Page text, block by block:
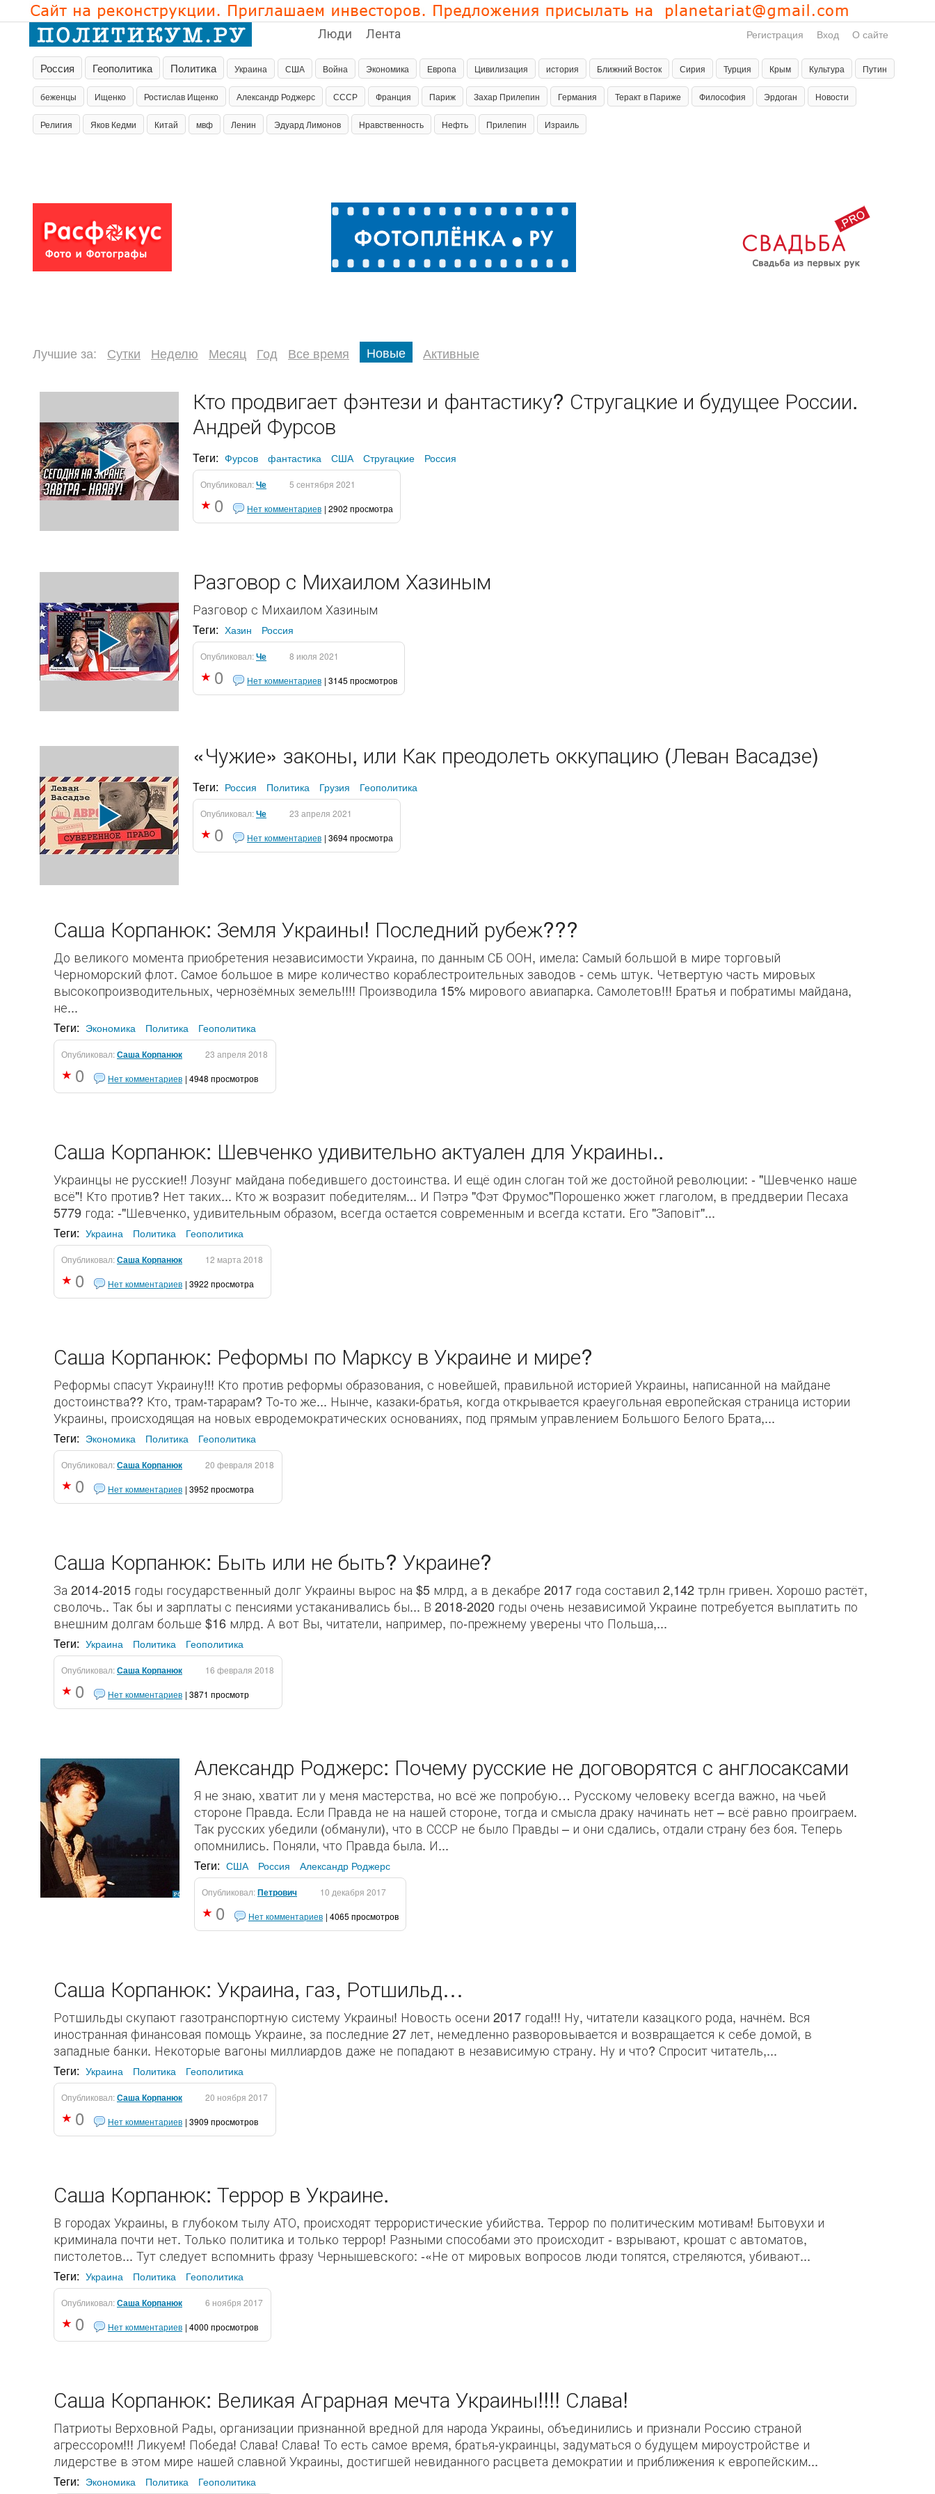
Люди Лента Регистрация Вход О сайте
Россия Геополитика Политика Украина США Война Экономика Европа Цивилизация история Ближний Восток Сирия Турция Крым Культура Путин
беженцы Ищенко Ростислав Ищенко Александр Роджерс СССР Франция Париж Захар Прилепин Германия Теракт в Париже Философия Эрдоган Новости
Религия Яков Кедми Китай мвф Ленин Эдуард Лимонов Нравственность Нефть Прилепин Израиль
Лучшие за: Сутки Неделю Месяц Год Все время Новые Активные
Кто продвигает фэнтези и фантастику? Стругацкие и будущее России.
Андрей Фурсов
Теги: Фурсов фантастика США Стругацкие Россия
Опубликовал:Че 5 сентября 2021
0 Нет комментариев | 2902 просмотра
Разговор с Михаилом Хазиным
Разговор с Михаилом Хазиным
Теги: Хазин Россия
Опубликовал:Че 8 июля 2021
0 Нет комментариев | 3145 просмотров
«Чужие» законы, или Как преодолеть оккупацию (Леван Васадзе)
Теги: Россия Политика Грузия Геополитика
Опубликовал:Че 23 апреля 2021
0 Нет комментариев | 3694 просмотра
Саша Корпанюк: Земля Украины! Последний рубеж???
До великого момента приобретения независимости Украина, по данным СБ ООН, имела: Самый большой в мире торговый
Черноморский флот. Самое большое в мире количество кораблестроительных заводов - семь штук. Четвертую часть мировых
высокопроизводительных, чернозёмных земель!!!! Производила 15% мирового авиапарка. Самолетов!!! Братья и побратимы майдана,
не...
Теги: Экономика Политика Геополитика
Опубликовал:Саша Корпанюк 23 апреля 2018
0 Нет комментариев | 4948 просмотров
Саша Корпанюк: Шевченко удивительно актуален для Украины..
Украинцы не русские!! Лозунг майдана победившего достоинства. И ещё один слоган той же достойной революции: - "Шевченко наше
всё"! Кто против? Нет таких... Кто ж возразит победителям... И Пэтрэ "Фэт Фрумос"Порошенко жжет глаголом, в преддверии Песаха
5779 года: -"Шевченко, удивительным образом, всегда остается современным и всегда кстати. Его "Заповіт"...
Теги: Украина Политика Геополитика
Опубликовал:Саша Корпанюк 12 марта 2018
0 Нет комментариев | 3922 просмотра
Саша Корпанюк: Реформы по Марксу в Украине и мире?
Реформы спасут Украину!!! Кто против реформы образования, с новейшей, правильной историей Украины, написанной на майдане
достоинства?? Кто, трам-тарарам? То-то же... Нынче, казаки-братья, когда открывается краеугольная европейская страница истории
Украины, происходящая на новых евродемократических основаниях, под прямым управлением Большого Белого Брата,...
Теги: Экономика Политика Геополитика
Опубликовал:Саша Корпанюк 20 февраля 2018
0 Нет комментариев | 3952 просмотра
Саша Корпанюк: Быть или не быть? Украине?
За 2014-2015 годы государственный долг Украины вырос на $5 млрд, а в декабре 2017 года составил 2,142 трлн гривен. Хорошо растёт,
сволочь.. Так бы и зарплаты с пенсиями устаканивались бы... В 2018-2020 годы очень независимой Украине потребуется выплатить по
внешним долгам больше $16 млрд. А вот Вы, читатели, например, по-прежнему уверены что Польша,...
Теги: Украина Политика Геополитика
Опубликовал:Саша Корпанюк 16 февраля 2018
0 Нет комментариев | 3871 просмотр
Александр Роджерс: Почему русские не договорятся с англосаксами
Я не знаю, хватит ли у меня мастерства, но всё же попробую… Русскому человеку всегда важно, на чьей
стороне Правда. Если Правда не на нашей стороне, тогда и смысла драку начинать нет – всё равно проиграем.
Так русских убедили (обманули), что в СССР не было Правды – и они сдались, отдали страну без боя. Теперь
опомнились. Поняли, что Правда была. И...
Теги: США Россия Александр Роджерс
Опубликовал:Петрович 10 декабря 2017
0 Нет комментариев | 4065 просмотров
Саша Корпанюк: Украина, газ, Ротшильд…
Ротшильды скупают газотранспортную систему Украины! Новость осени 2017 года!!! Ну, читатели казацкого рода, начнём. Вся
иностранная финансовая помощь Украине, за последние 27 лет, немедленно разворовывается и возвращается к себе домой, в
западные банки. Некоторые вагоны миллиардов даже не попадают в независимую страну. Ну и что? Спросит читатель,...
Теги: Украина Политика Геополитика
Опубликовал:Саша Корпанюк 20 ноября 2017
0 Нет комментариев | 3909 просмотров
Саша Корпанюк: Террор в Украине.
В городах Украины, в глубоком тылу АТО, происходят террористические убийства. Террор по политическим мотивам! Бытовухи и
криминала почти нет. Только политика и только террор! Разными способами это происходит - взрывают, крошат с автоматов,
пистолетов... Тут следует вспомнить фразу Чернышевского: -«Не от мировых вопросов люди топятся, стреляются, убивают...
Теги: Украина Политика Геополитика
Опубликовал:Саша Корпанюк 6 ноября 2017
0 Нет комментариев | 4000 просмотров
Саша Корпанюк: Великая Аграрная мечта Украины!!!! Слава!
Патриоты Верховной Рады, организации признанной вредной для народа Украины, объединились и признали Россию страной
агрессором!!! Ликуем! Победа! Слава! Слава! То есть самое время, братья-украинцы, задуматься о будущем мироустройстве и
лидерстве в этом мире нашей славной Украины, достигшей невиданного расцвета демократии и приближения к европейским...
Теги: Экономика Политика Геополитика